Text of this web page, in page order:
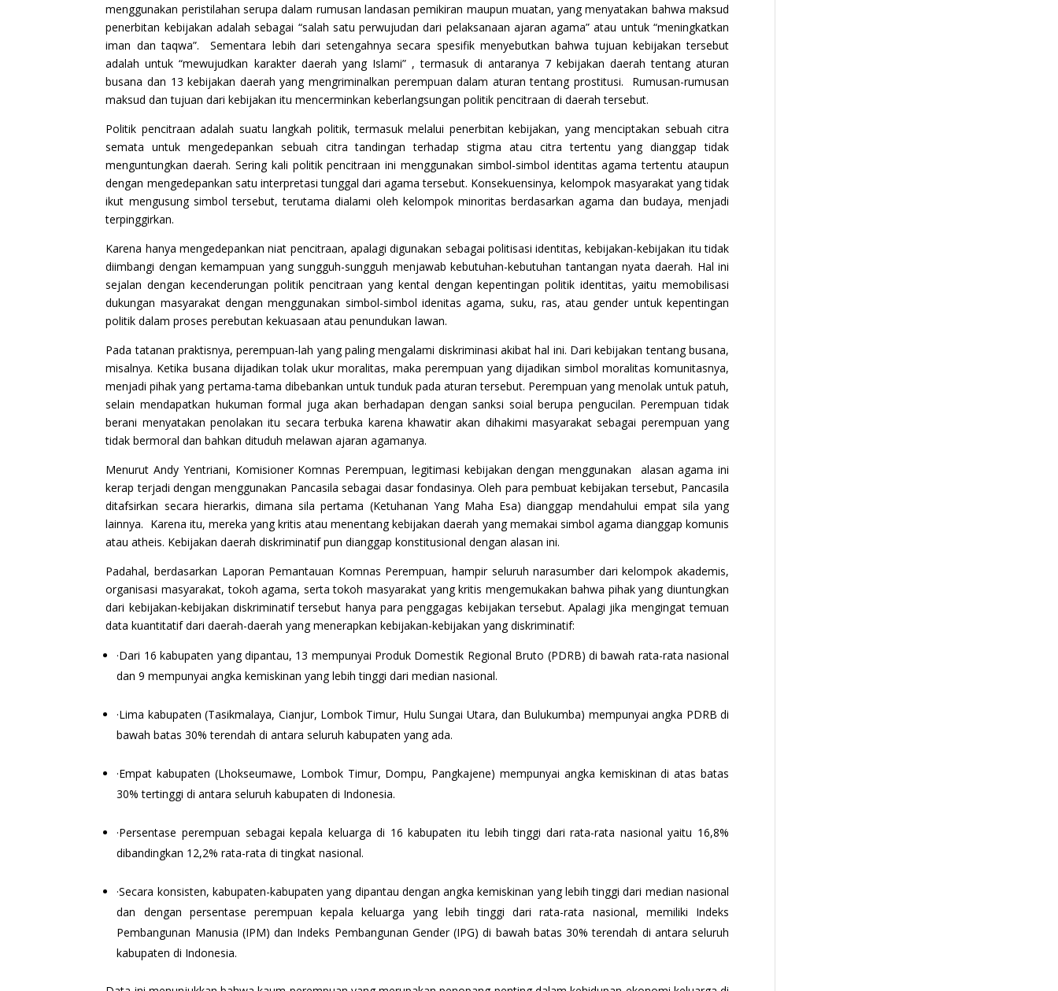
menggunakan peristilahan serupa dalam rumusan landasan pemikiran maupun muatan, yang menyatakan bahwa maksud
penerbitan kebijakan adalah sebagai “salah satu perwujudan dari pelaksanaan ajaran agama” atau untuk “meningkatkan
iman dan taqwa”. Sementara lebih dari setengahnya secara spesifik menyebutkan bahwa tujuan kebijakan tersebut
adalah untuk “mewujudkan karakter daerah yang Islami” , termasuk di antaranya 7 kebijakan daerah tentang aturan
busana dan 13 kebijakan daerah yang mengriminalkan perempuan dalam aturan tentang prostitusi. Rumusan-rumusan
maksud dan tujuan dari kebijakan itu mencerminkan keberlangsungan politik pencitraan di daerah tersebut.
Politik pencitraan adalah suatu langkah politik, termasuk melalui penerbitan kebijakan, yang menciptakan sebuah citra
semata untuk mengedepankan sebuah citra tandingan terhadap stigma atau citra tertentu yang dianggap tidak
menguntungkan daerah. Sering kali politik pencitraan ini menggunakan simbol-simbol identitas agama tertentu ataupun
dengan mengedepankan satu interpretasi tunggal dari agama tersebut. Konsekuensinya, kelompok masyarakat yang tidak
ikut mengusung simbol tersebut, terutama dialami oleh kelompok minoritas berdasarkan agama dan budaya, menjadi
terpinggirkan.
Karena hanya mengedepankan niat pencitraan, apalagi digunakan sebagai politisasi identitas, kebijakan-kebijakan itu tidak
diimbangi dengan kemampuan yang sungguh-sungguh menjawab kebutuhan-kebutuhan tantangan nyata daerah. Hal ini
sejalan dengan kecenderungan politik pencitraan yang kental dengan kepentingan politik identitas, yaitu memobilisasi
dukungan masyarakat dengan menggunakan simbol-simbol idenitas agama, suku, ras, atau gender untuk kepentingan
politik dalam proses perebutan kekuasaan atau penundukan lawan.
Pada tatanan praktisnya, perempuan-lah yang paling mengalami diskriminasi akibat hal ini. Dari kebijakan tentang busana,
misalnya. Ketika busana dijadikan tolak ukur moralitas, maka perempuan yang dijadikan simbol moralitas komunitasnya,
menjadi pihak yang pertama-tama dibebankan untuk tunduk pada aturan tersebut. Perempuan yang menolak untuk patuh,
selain mendapatkan hukuman formal juga akan berhadapan dengan sanksi soial berupa pengucilan. Perempuan tidak
berani menyatakan penolakan itu secara terbuka karena khawatir akan dihakimi masyarakat sebagai perempuan yang
tidak bermoral dan bahkan dituduh melawan ajaran agamanya.
Menurut Andy Yentriani, Komisioner Komnas Perempuan, legitimasi kebijakan dengan menggunakan alasan agama ini
kerap terjadi dengan menggunakan Pancasila sebagai dasar fondasinya. Oleh para pembuat kebijakan tersebut, Pancasila
ditafsirkan secara hierarkis, dimana sila pertama (Ketuhanan Yang Maha Esa) dianggap mendahului empat sila yang
lainnya. Karena itu, mereka yang kritis atau menentang kebijakan daerah yang memakai simbol agama dianggap komunis
atau atheis. Kebijakan daerah diskriminatif pun dianggap konstitusional dengan alasan ini.
Padahal, berdasarkan Laporan Pemantauan Komnas Perempuan, hampir seluruh narasumber dari kelompok akademis,
organisasi masyarakat, tokoh agama, serta tokoh masyarakat yang kritis mengemukakan bahwa pihak yang diuntungkan
dari kebijakan-kebijakan diskriminatif tersebut hanya para penggagas kebijakan tersebut. Apalagi jika mengingat temuan
data kuantitatif dari daerah-daerah yang menerapkan kebijakan-kebijakan yang diskriminatif:
·Dari 16 kabupaten yang dipantau, 13 mempunyai Produk Domestik Regional Bruto (PDRB) di bawah rata-rata nasional
dan 9 mempunyai angka kemiskinan yang lebih tinggi dari median nasional.
·Lima kabupaten (Tasikmalaya, Cianjur, Lombok Timur, Hulu Sungai Utara, dan Bulukumba) mempunyai angka PDRB di
bawah batas 30% terendah di antara seluruh kabupaten yang ada.
·Empat kabupaten (Lhokseumawe, Lombok Timur, Dompu, Pangkajene) mempunyai angka kemiskinan di atas batas
30% tertinggi di antara seluruh kabupaten di Indonesia.
·Persentase perempuan sebagai kepala keluarga di 16 kabupaten itu lebih tinggi dari rata-rata nasional yaitu 16,8%
dibandingkan 12,2% rata-rata di tingkat nasional.
·Secara konsisten, kabupaten-kabupaten yang dipantau dengan angka kemiskinan yang lebih tinggi dari median nasional
dan dengan persentase perempuan kepala keluarga yang lebih tinggi dari rata-rata nasional, memiliki Indeks
Pembangunan Manusia (IPM) dan Indeks Pembangunan Gender (IPG) di bawah batas 30% terendah di antara seluruh
kabupaten di Indonesia.